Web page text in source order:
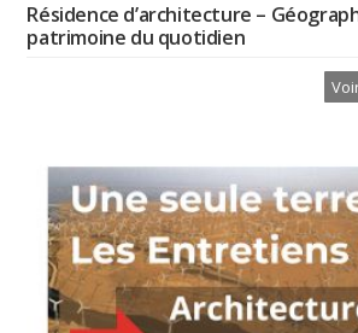
Résidence d’architecture –
patrimoine du quotidien